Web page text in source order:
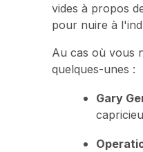
vides à propos
pour nuire à
Au cas où vous
quelques-unes :
Gary